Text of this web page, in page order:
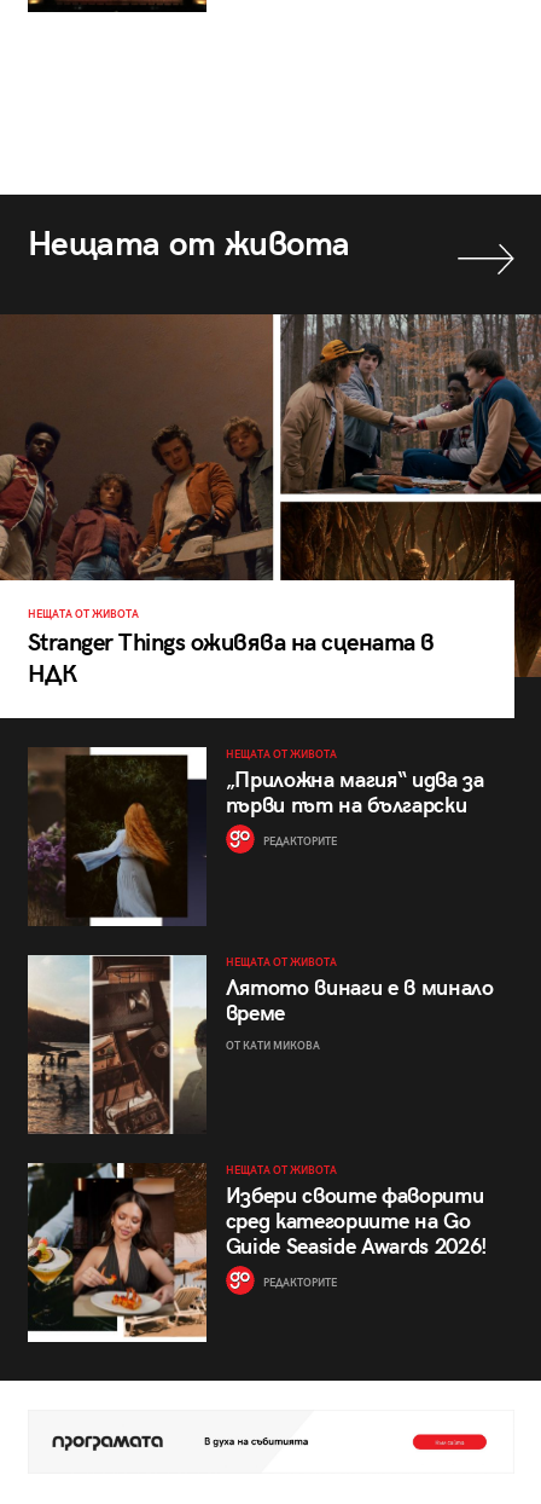
Нещата от живота
НЕЩАТА ОТ ЖИВОТА
Stranger Things оживява на сцената в
НДК
НЕЩАТА ОТ ЖИВОТА
„Приложна магия“ идва за
първи път на български
РЕДАКТОРИТЕ
НЕЩАТА ОТ ЖИВОТА
Лятото винаги е в минало
време
ОТ КАТИ МИКОВА
НЕЩАТА ОТ ЖИВОТА
Избери своите фаворити
сред категориите на Go
Guide Seaside Awards 2026!
РЕДАКТОРИТЕ